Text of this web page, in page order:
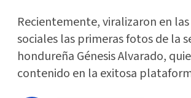
Recientemente, viralizaron en
sociales las primeras fotos de la
hondureña Génesis Alvarado,
contenido en la exitosa